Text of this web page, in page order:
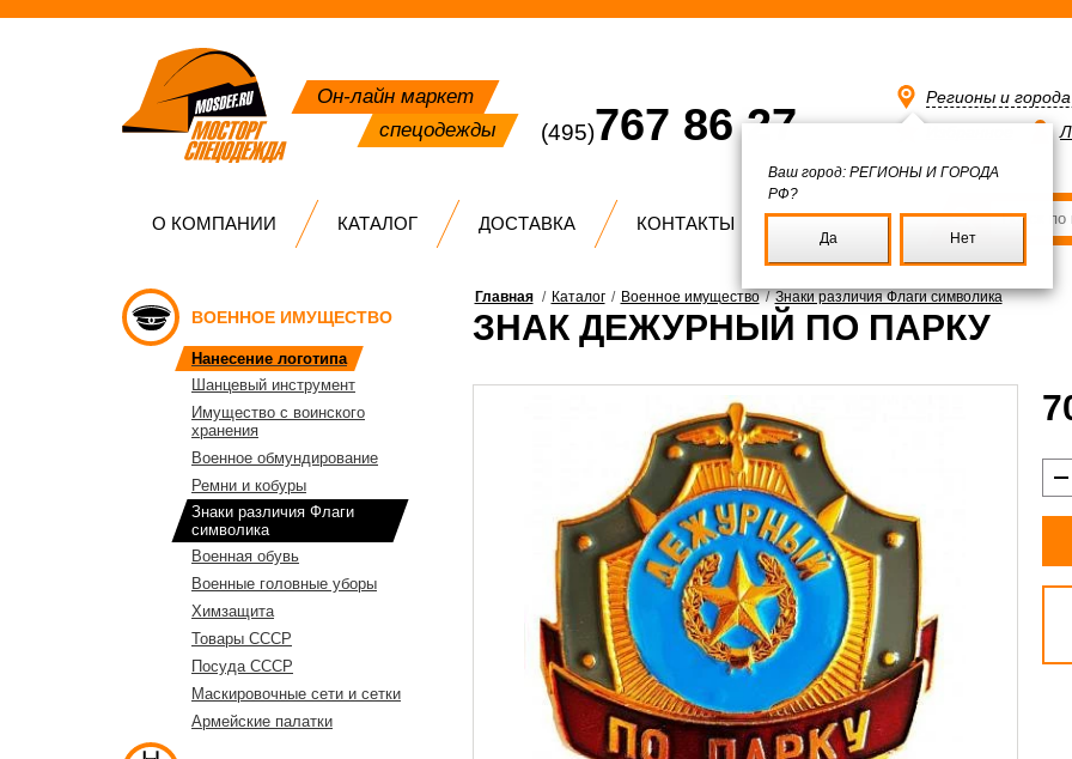
Он-лайн маркет
спецодежды
(495)767 86 27
Регионы и
Ваш город: РЕГИОНЫ И ГОРОДА
РФ?
Да Нет
О КОМПАНИИ КАТАЛОГ ДОСТАВКА КОНТАКТЫ
ВОЕННОЕ ИМУЩЕСТВО
Нанесение логотипа
Шанцевый инструмент
Имущество с воинского
хранения
Военное обмундирование
Ремни и кобуры
Знаки различия Флаги
символика
Военная обувь
Военные головные уборы
Химзащита
Товары СССР
Посуда СССР
Маскировочные сети и сетки
Армейские палатки
Главная / Каталог / Военное имущество/Знаки различия Флаги символика
ЗНАК ДЕЖУРНЫЙ ПО ПАРКУ